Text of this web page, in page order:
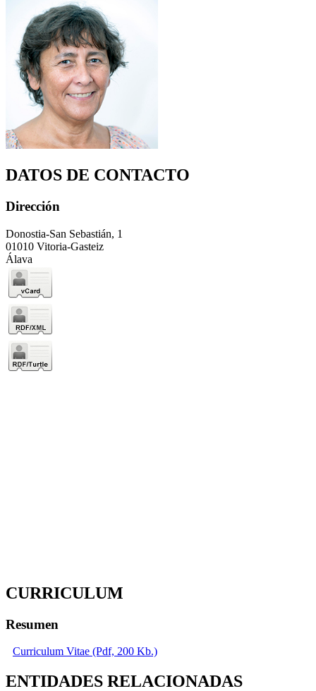
DATOS DE CONTACTO
Dirección
Donostia-San Sebastián, 1
01010 Vitoria-Gasteiz
Álava
CURRICULUM
Resumen
Curriculum Vitae (Pdf, 200 Kb.)
ENTIDADES RELACIONADAS